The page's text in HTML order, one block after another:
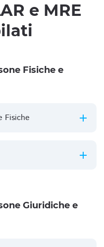
e MRE
Fisiche e
Fisiche
Giuridiche e